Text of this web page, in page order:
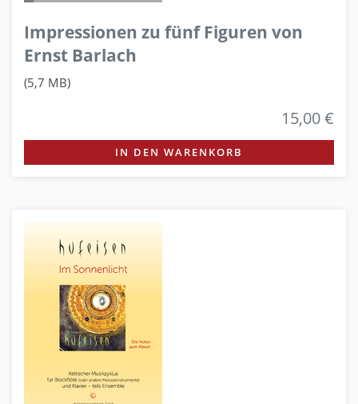
Impressionen zu fünf Figuren von
Ernst Barlach
(5,7 MB)
15,00 €
IN DEN WARENKORB